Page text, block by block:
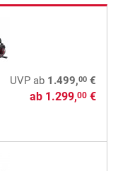
UVPab 1.499,00€
ab 1.299,00€